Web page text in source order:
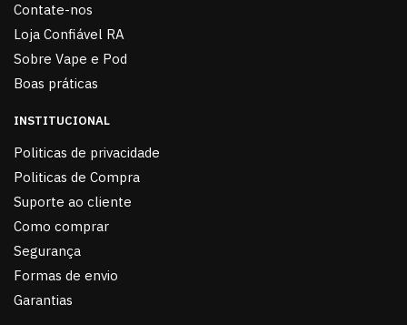
Contate-nos
Loja Confiável RA
Sobre Vape e Pod
Boas práticas
INSTITUCIONAL
Politicas de privacidade
Politicas de Compra
Suporte ao cliente
Como comprar
Segurança
Formas de envio
Garantias